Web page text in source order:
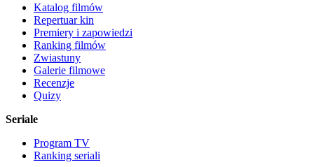
Katalog filmów
Repertuar kin
Premiery i zapowiedzi
Ranking filmów
Zwiastuny
Galerie filmowe
Recenzje
Quizy
Seriale
Program TV
Ranking seriali